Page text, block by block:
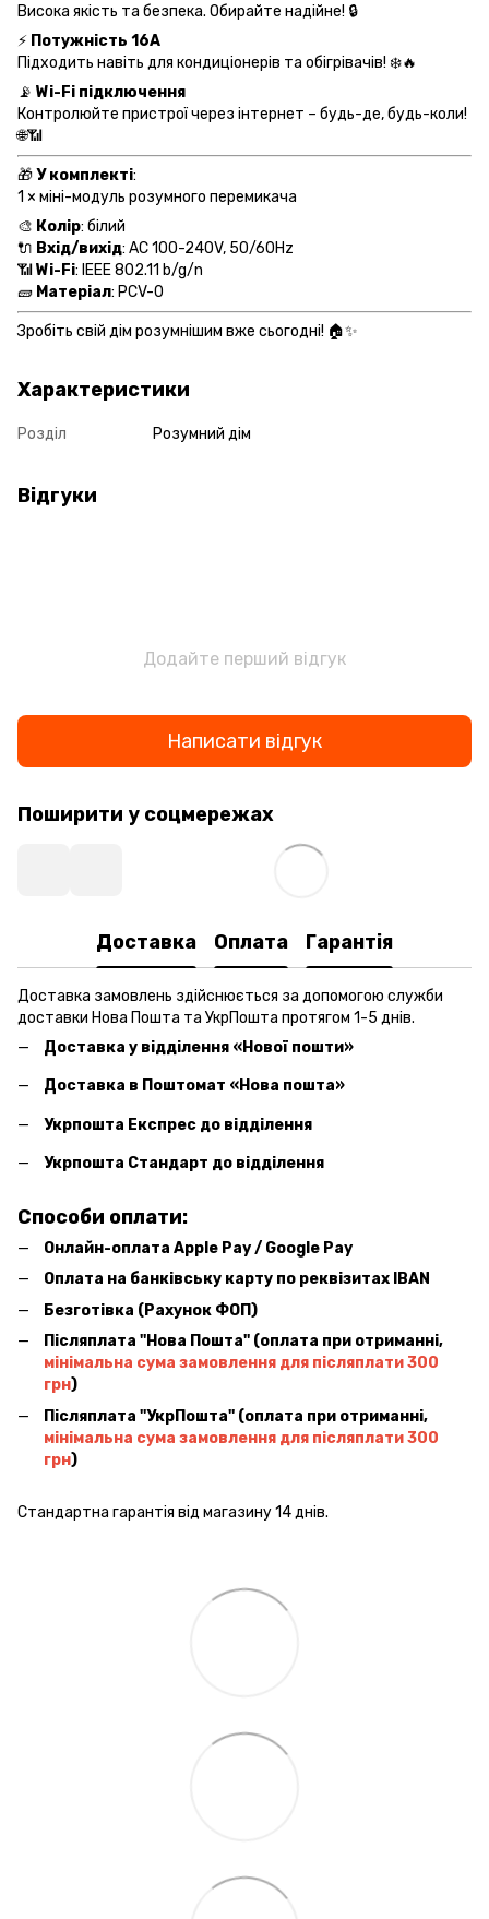
Висока якість та безпека. Обирайте надійне! 🔒
⚡ Потужність 16A
Підходить навіть для кондиціонерів та обігрівачів! ❄️🔥
📡 Wi-Fi підключення
Контролюйте пристрої через інтернет – будь-де, будь-коли!
🌐📶
🎁У комплекті:
1 × міні-модуль розумного перемикача
🎨 Колір: білий
🔌 Вхід/вихід: AC 100-240V, 50/60Hz
📶 Wi-Fi: IEEE 802.11 b/g/n
🧱 Матеріал: PCV-0
Зробіть свій дім розумнішим вже сьогодні! 🏠✨
Характеристики
Розділ Розумний дім
Відгуки
Додайте перший відгук
Написати відгук
Поширити у соцмережах
Доставка Оплата Гарантія
Доставка замовлень здійснюється за допомогою служби
доставки Нова Пошта та УкрПошта протягом 1-5 днів.
Доставка у відділення «Нової пошти»
Доставка в Поштомат «Нова пошта»
Укрпошта Експрес до відділення
Укрпошта Стандарт до відділення
Способи оплати:
Онлайн-оплата Apple Pay / Google Pay
Оплата на банківську карту по реквізитах IBAN
Безготівка (Рахунок ФОП)
Післяплата ''Нова Пошта'' (оплата при отриманні,
мінімальна сума замовлення для післяплати 300
грн)
Післяплата ''УкрПошта'' (оплата при отриманні,
мінімальна сума замовлення для післяплати 300
грн)
Стандартна гарантія від магазину 14 днів.